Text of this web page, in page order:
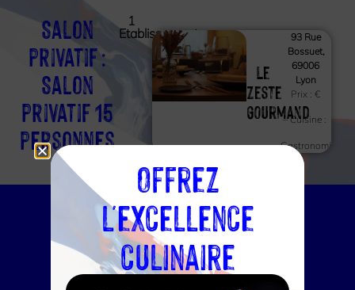
Salon
privatif :
Salon
privatif 15
personnes
1
Etablissements
Le
zeste
gourmand
93 Rue
Bossuet,
69006
Lyon
Prix :€
– Cuisine :
Gastronomique
Offrez
l'excellence
culinaire